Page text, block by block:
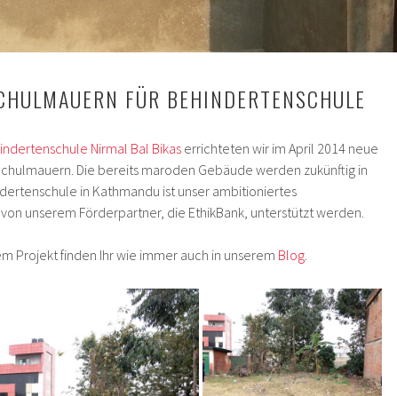
FÜR BEHINDERTENSCHULE
Nirmal Bal Bikas errichteten wir im April 2014 neue
Die bereits maroden Gebäude werden zukünftig in
in Kathmandu ist unser ambitioniertes
unserem Förderpartner, die EthikBank, unterstützt werden.
Projekt finden Ihr wie immer auch in unserem Blog.